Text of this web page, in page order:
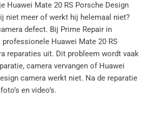
Huawei Mate 20 RS Porsche Design
niet meer of werkt hij helemaal niet?
defect. Bij Prime Repair in
Huawei Mate 20 RS
reparaties uit. Dit probleem wordt vaak
camera vervangen of Huawei
camera werkt niet. Na de reparatie
en video’s.